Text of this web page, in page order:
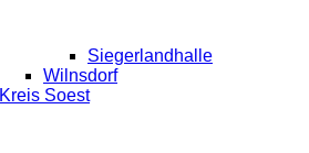
Siegerlandhalle
Wilnsdorf
Kreis Soest